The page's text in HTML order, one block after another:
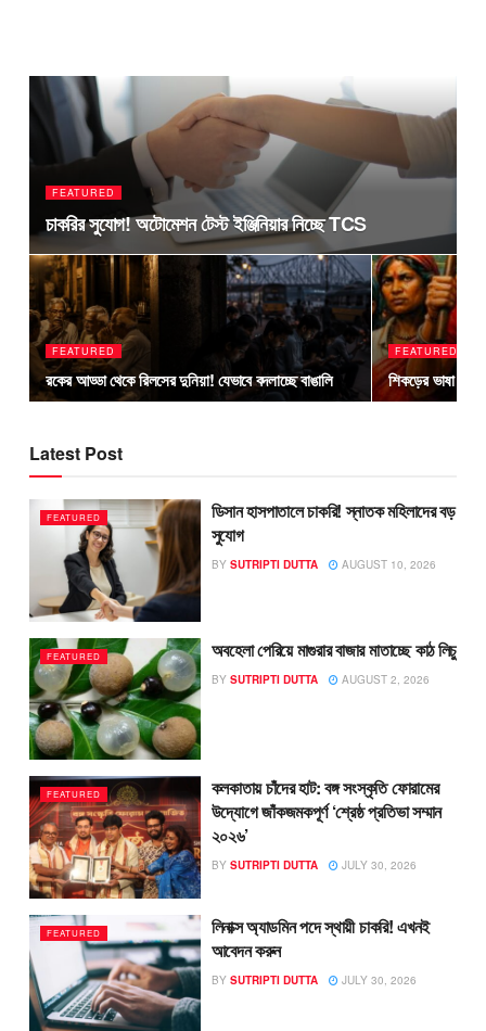
FEATURED
চাকরির সুযোগ! অটোমেশন টেস্ট ইঞ্জিনিয়ার নিচ্ছে TCS
FEATURED
রকের আড্ডা থেকে রিলসের দুনিয়া! যেভাবে বদলাচ্ছে বাঙালি
FEATURED
শিকড়ের ভাষা
Latest Post
FEATURED
ডিসান হাসপাতালে চাকরি! স্নাতক মহিলাদের বড়
সুযোগ
BY SUTRIPTI DUTTA AUGUST 10, 2026
FEATURED অবহেলা পেরিয়ে মাগুরার বাজার মাতাচ্ছে কাঠ লিচু
BY SUTRIPTI DUTTA AUGUST 2, 2026
FEATURED
কলকাতায় চাঁদের হাট: বঙ্গ সংস্কৃতি ফোরামের
উদ্যোগে জাঁকজমকপূর্ণ ‘শ্রেষ্ঠ প্রতিভা সম্মান
২০২৬’
BY SUTRIPTI DUTTA JULY 30, 2026
FEATURED
লিনাক্স অ্যাডমিন পদে স্থায়ী চাকরি! এখনই
আবেদন করুন
BY SUTRIPTI DUTTA JULY 30, 2026